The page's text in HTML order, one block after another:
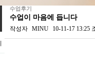
수업후기
수업이 마음에 듭니다
작성자 MINU 10-11-17 13:25